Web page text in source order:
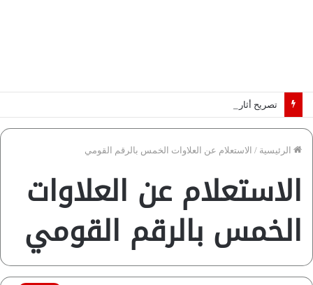
الرئيسية / الاستعلام عن العلاوات الخمس بالرقم القومي
الاستعلام عن العلاوات
الخمس بالرقم القومي